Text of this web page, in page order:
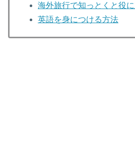
海外旅行で知っとくと役
英語を身につける方法